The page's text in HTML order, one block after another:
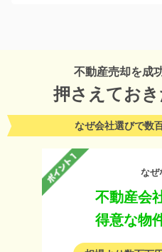
不動産売却を成
押さえてお
なぜ会社選びで数
なぜ
不動産会
得意な物